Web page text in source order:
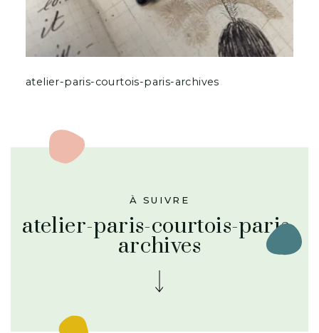
atelier-paris-courtois-paris-archives
À SUIVRE
atelier-paris-courtois-paris-
archives